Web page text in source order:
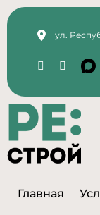
ул.
Главная